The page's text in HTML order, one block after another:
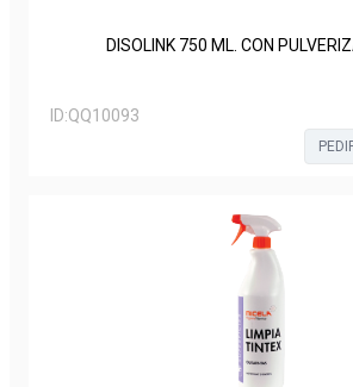
DISOLINK 750 ML. CON
ID:QQ10093